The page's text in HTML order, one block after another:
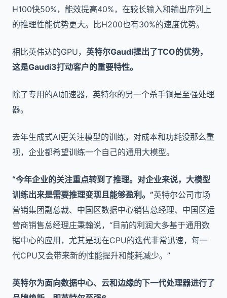
H100快50%，能效提高40%，在较长输入和输出序列上
的推理性能优势更大。比H200也有30%的速度优势。
相比英伟达的GPU， 英特尔Gaudi提出了TCO的优势，
这是Gaudi3打动客户的重要特性。
除了专用的AI加速器，英特尔的另一个杀手锏是至强处理
器。
去年生成式AI更关注模型的训练，对成本和功耗没那么重
视，企业都希望训练一个自己的通用大模型。
“今年企业的关注重点转到了推理。对企业来说，大模型
训练出来是需要推理变现且能够盈利。”英特尔公司市场
营销集团副总裁、中国区数据中心销售总经理、中国区运
营商销售总经理庄秉翰说，“目前的利润大多基于通用数
据中心的应用，尤其是现在CPU的迭代非常迅速，每一
代CPU又会带来新的性能提升和能耗减少。”
英特尔为面向数据中心、云和边缘的下一代处理器进行了